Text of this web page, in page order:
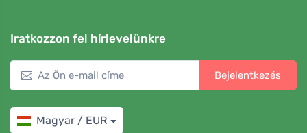
Iratkozzon fel hírlevelünkre
Bejelentkezés
Magyar / EUR